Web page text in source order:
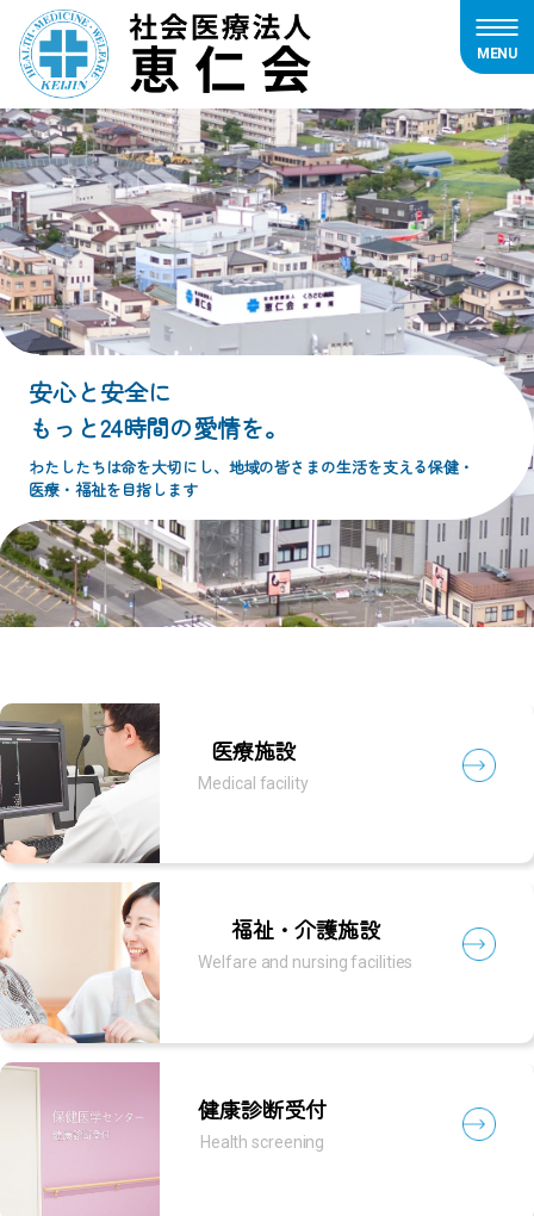
内
容
を
ス
キ
ッ
プ
MENU
安心と安全に
もっと24時間の愛情を。
わたしたちは命を大切にし、地域の皆さまの生活を支える保健・
医療・福祉を目指します
医療施設
Medical facility
福祉・介護施設
Welfare and nursing facilities
健康診断受付
Health screening